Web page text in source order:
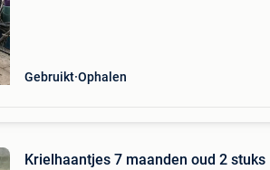
Gebruikt Ophalen
Krielhaantjes 7 maanden oud 2 stuks